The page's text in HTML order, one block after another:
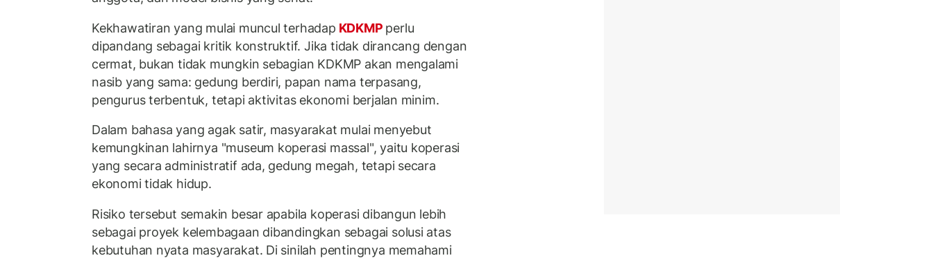
Kekhawatiran yang mulai muncul terhadap KDKMP perlu
dipandang sebagai kritik konstruktif. Jika tidak dirancang dengan
cermat, bukan tidak mungkin sebagian KDKMP akan mengalami
nasib yang sama: gedung berdiri, papan nama terpasang,
pengurus terbentuk, tetapi aktivitas ekonomi berjalan minim.
Dalam bahasa yang agak satir, masyarakat mulai menyebut
kemungkinan lahirnya "museum koperasi massal", yaitu koperasi
yang secara administratif ada, gedung megah, tetapi secara
ekonomi tidak hidup.
Risiko tersebut semakin besar apabila koperasi dibangun lebih
sebagai proyek kelembagaan dibandingkan sebagai solusi atas
kebutuhan nyata masyarakat. Di sinilah pentingnya memahami